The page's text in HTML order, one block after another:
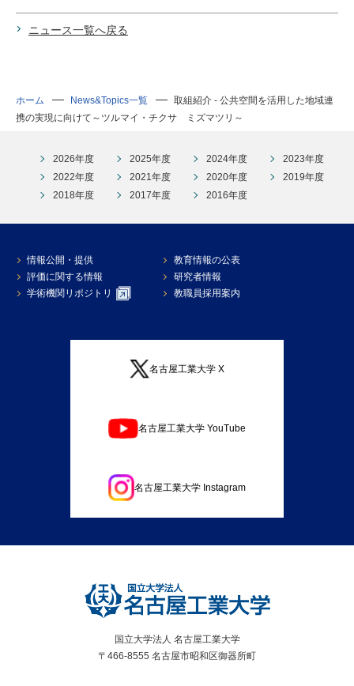
ニュース一覧へ戻る
ホーム News&Topics一覧
取組紹介 - 公共空間を活用した地域連
携の実現に向けて～ツルマイ・チクサ ミズマツリ～
2026年度 2025年度 2024年度
2023年度
2022年度
2021年度 2020年度
2019年度
2018年度
2017年度 2016年度
情報公開・提供
教育情報の公表
評価に関する情報
研究者情報
学術機関リポジトリ
教職員採用案内
名古屋工業大学 X
名古屋工業大学 YouTube
名古屋工業大学 Instagram
国立大学法人 名古屋工業大学
〒466-8555 名古屋市昭和区御器所町